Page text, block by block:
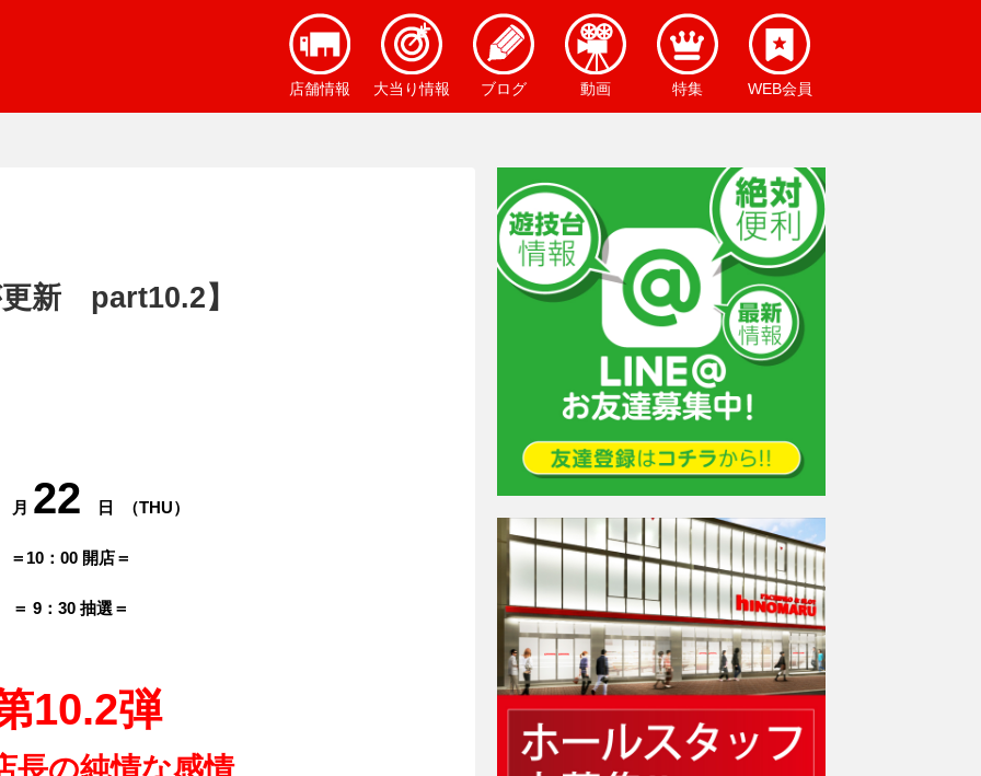
WEB会員
特集
動画
ブログ
大当り情報
店舗情報
新 part10.2】
月 22 日 （THU）
＝10：00 開店＝
＝ 9：30 抽選＝
10.2弾
長の純情な感情